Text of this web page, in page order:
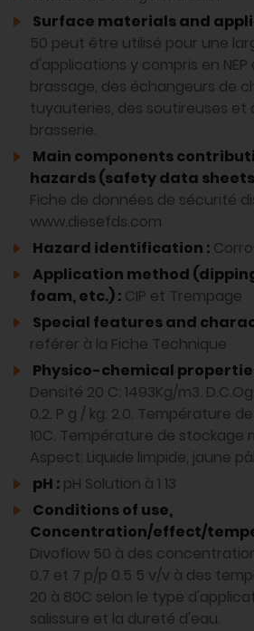
Surface materials and
50 peut être utilisé pour une
d'applications y compris en NEP
brassage, des échangeurs de
tuyauteries, des soutireuses et
brasserie.
Main components
hazards (safety data
Fiche de données de sécurité
www.diesefds.com
Hazard identification :
Application method
foam, etc.) : CIP et Trempage
Special features and
reférer à la Fiche Technique
Physico-chemical
Densité 20 C: 1493Kg/m3.
0.2. P g / kg: 2.0. Température
10C. Température de stockage
Aspect: Liquide limpide, jaune
pH : pH Solution à 1 13
Conditions of use,
Concentration/effect/
Divoflow 50 à des
0.7 et 7 p/p 0.5 5 v/v à des
20 à 80C selon le type
salissure et la dureté d'eau.